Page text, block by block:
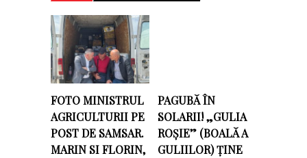
FOTO MINISTRUL
AGRICULTURII PE
POST DE SAMSAR.
MARIN SI FLORIN,
PAGUBĂ ÎN
SOLARII! „GULIA
ROȘIE” (BOALĂ A
GULIILOR) ȚINE